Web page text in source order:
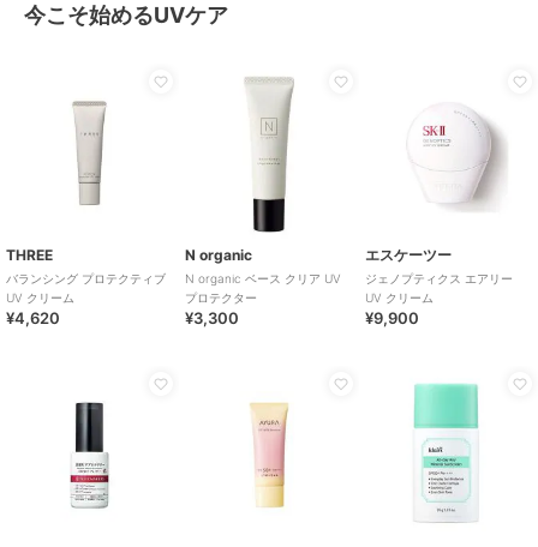
今こそ始めるUVケア
THREE
バランシング プロテクティブ
UV クリーム
¥4,620
N organic
N organic ベース クリア UV
プロテクター
¥3,300
エスケーツー
ジェノプティクス エアリー
UV クリーム
¥9,900